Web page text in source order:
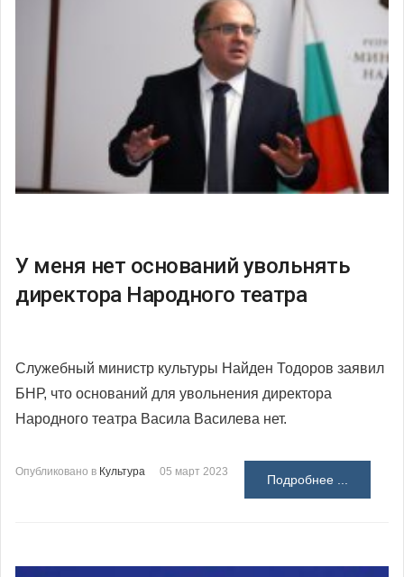
У меня нет оснований увольнять
директора Народного театра
Служебный министр культуры Найден Тодоров заявил
БНР, что оснований для увольнения директора
Народного театра Васила Василева нет.
Опубликовано в Культура 05 март 2023
Подробнее ...